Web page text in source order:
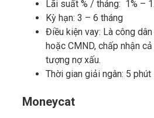
Lãi suất % / tháng: 1% –
Kỳ hạn: 3 – 6 tháng
Điều kiện vay: Là công
hoặc CMND, chấp nhận
tượng nợ xấu.
Thời gian giải ngân: 5 phút
Moneycat